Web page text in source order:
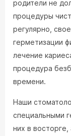
родители не
процедуры
регулярно,
герметизации
лечение
процедура
времени.
Наши
специальными
них в